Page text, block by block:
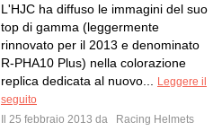
L'HJC ha diffuso le immagini del suo
top di gamma (leggermente
rinnovato per il 2013 e denominato
R-PHA10 Plus) nella colorazione
replica dedicata al nuovo...
Leggere il
seguito
Il 25 febbraio 2013 da
Racing Helmets